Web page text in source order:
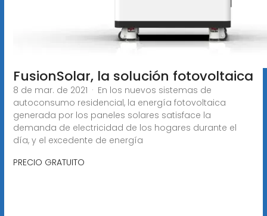
FusionSolar, la solución fotovoltaica
8 de mar. de 2021 · En los nuevos sistemas de
autoconsumo residencial, la energía fotovoltaica
generada por los paneles solares satisface la
demanda de electricidad de los hogares durante el
día, y el excedente de energía
PRECIO GRATUITO